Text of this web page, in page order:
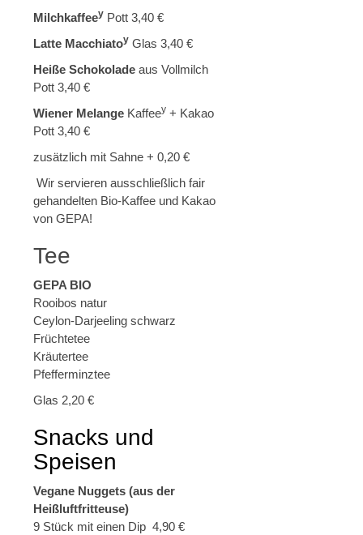
Milchkaffeey Pott 3,40 €
Latte Macchiatoy Glas 3,40 €
Heiße Schokolade aus Vollmilch
Pott 3,40 €
Wiener Melange Kaffeey + Kakao
Pott 3,40 €
zusätzlich mit Sahne + 0,20 €
Wir servieren ausschließlich fair
gehandelten Bio-Kaffee und Kakao
von GEPA!
Tee
GEPA BIO
Rooibos natur
Ceylon-Darjeeling schwarz
Früchtetee
Kräutertee
Pfefferminztee
Glas 2,20 €
Snacks und
Speisen
Vegane Nuggets (aus der
Heißluftfritteuse)
9 Stück mit einen Dip 4,90 €